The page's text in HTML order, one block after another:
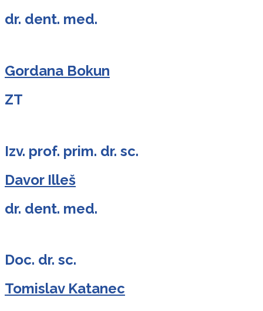
dr. dent. med.
Gordana Bokun
ZT
Izv. prof. prim. dr. sc.
Davor Illeš
dr. dent. med.
Doc. dr. sc.
Tomislav Katanec